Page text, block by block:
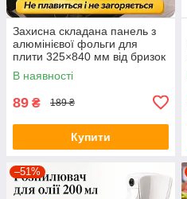
Захисна складана панель з
алюмінієвої фольги для
плити 325×840 мм від бризок
жиру
В наявності
89 ₴ 189 ₴
Купити
–51%